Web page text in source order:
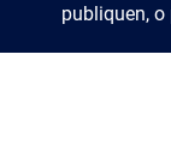
publiquen,